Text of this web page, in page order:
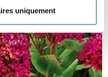
uniquement